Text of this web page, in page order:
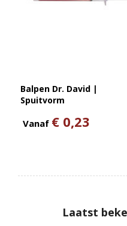
Balpen Dr. David |
Spuitvorm
Vanaf € 0,23
Laatst